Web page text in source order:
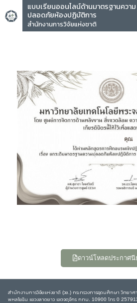
แบบเรียนออนไลน์ด้านมาตรฐานความ
ปลอดภัยห้องปฏิบัติการ
สำนักงานการวิจัยแห่งชาติ
คุณ
ดาวน์โหลดประกาศนี
สำนักงานการวิจัยแห่งชาติ (วช.) กระทรวงการอุดมศึกษา วิทยา
พหลโยธิน แขวงลาดยาว เขตจตุจักร กทม. 10900 โทร 0